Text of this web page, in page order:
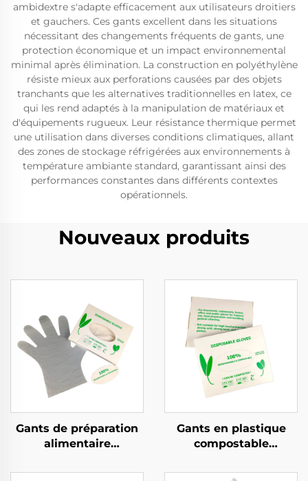
ambidextre s'adapte efficacement aux utilisateurs droitiers
et gauchers. Ces gants excellent dans les situations
nécessitant des changements fréquents de gants, une
protection économique et un impact environnemental
minimal après élimination. La construction en polyéthylène
résiste mieux aux perforations causées par des objets
tranchants que les alternatives traditionnelles en latex, ce
qui les rend adaptés à la manipulation de matériaux et
d'équipements rugueux. Leur résistance thermique permet
une utilisation dans diverses conditions climatiques, allant
des zones de stockage réfrigérées aux environnements à
température ambiante standard, garantissant ainsi des
performances constantes dans différents contextes
opérationnels.
Nouveaux produits
Gants de préparation
alimentaire
biodégradables et
Gants en plastique
compostable
compostable en PLA